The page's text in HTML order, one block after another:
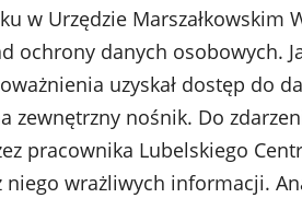
w Urzędzie Marszałkowskim
ochrony danych osobowych.
uzyskał dostęp do
zewnętrzny nośnik. Do
pracownika Lubelskiego
niego wrażliwych informacji.